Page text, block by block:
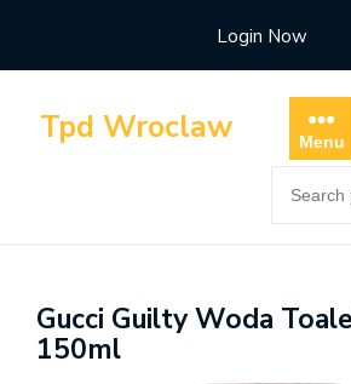
content
Login Now
Tpd Wroclaw Menu
for:
Gucci Guilty Woda
150ml